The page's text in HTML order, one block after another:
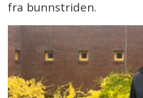
fra bunnstriden.